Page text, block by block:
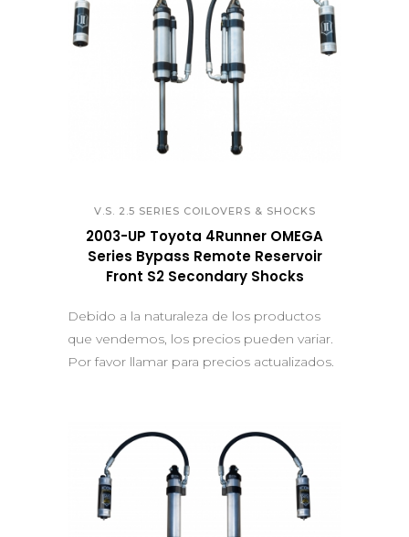
QUICK VIEW
V.S. 2.5 SERIES COILOVERS & SHOCKS
2003-UP Toyota 4Runner OMEGA
Series Bypass Remote Reservoir
Front S2 Secondary Shocks
Debido a la naturaleza de los productos
que vendemos, los precios pueden variar.
Por favor llamar para precios actualizados.